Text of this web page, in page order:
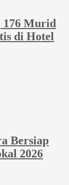
176 Murid
di Hotel
Bersiap
2026